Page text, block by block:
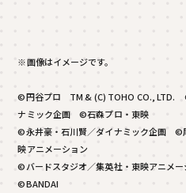
※画像はイメージです。
©円谷プロ TM & (C) TOHO CO., LTD.
ナミック企画 ©石森プロ・東映
©永井豪・石川賢／ダイナミック企画 ©
映アニメーション
©バードスタジオ／集英社・東映アニメ
©BANDAI